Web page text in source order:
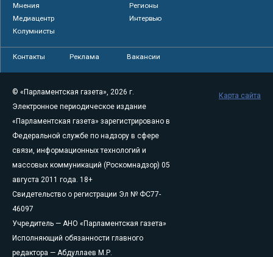
Мнения
Регионы
Медиацентр
Интервью
Колумнисты
Контакты Реклама Вакансии
© «Парламентская газета», 2026 г.
Электронное периодическое издание
«Парламентская газета» зарегистрировано в
Федеральной службе по надзору в сфере
связи, информационных технологий и
массовых коммуникаций (Роскомнадзор) 05
августа 2011 года. 18+
Свидетельство о регистрации Эл № ФС77-
46097
Учредитель — АНО «Парламентская газета»
Исполняющий обязанности главного
редактора — Абдуллаев М.Р.
Карта сайта